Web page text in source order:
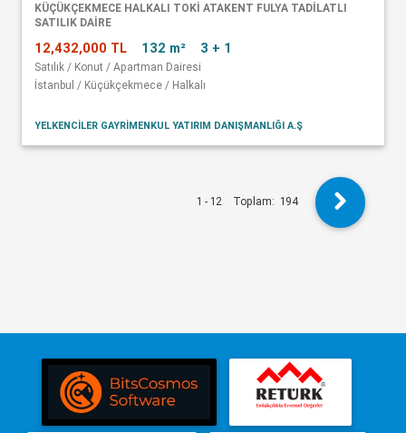
KÜÇÜKÇEKMECE HALKALI TOKİ ATAKENT FULYA TADİLATLI
SATILIK DAİRE
12,432,000 TL 132 m² 3 + 1
Satılık / Konut / Apartman Dairesi
İstanbul / Küçükçekmece / Halkalı
YELKENCİLER GAYRİMENKUL YATIRIM DANIŞMANLIĞI A.Ş
1 - 12 Toplam: 194